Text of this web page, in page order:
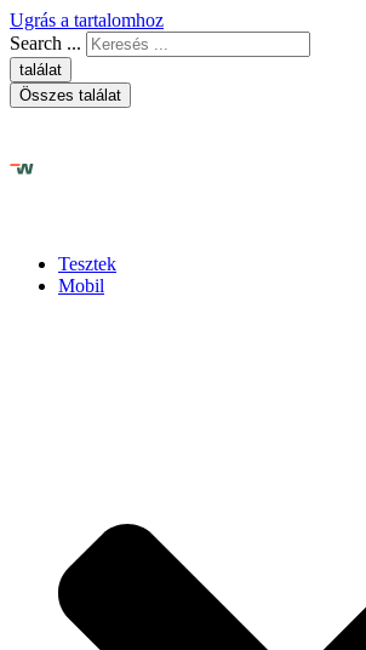
Ugrás a tartalomhoz
Search ...
találat
Összes találat
Tesztek
Mobil